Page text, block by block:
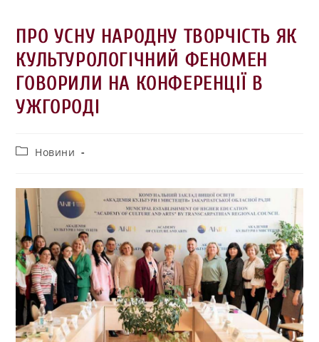
ПРО УСНУ НАРОДНУ ТВОРЧІСТЬ ЯК
КУЛЬТУРОЛОГІЧНИЙ ФЕНОМЕН
ГОВОРИЛИ НА КОНФЕРЕНЦІЇ В
УЖГОРОДІ
Новини